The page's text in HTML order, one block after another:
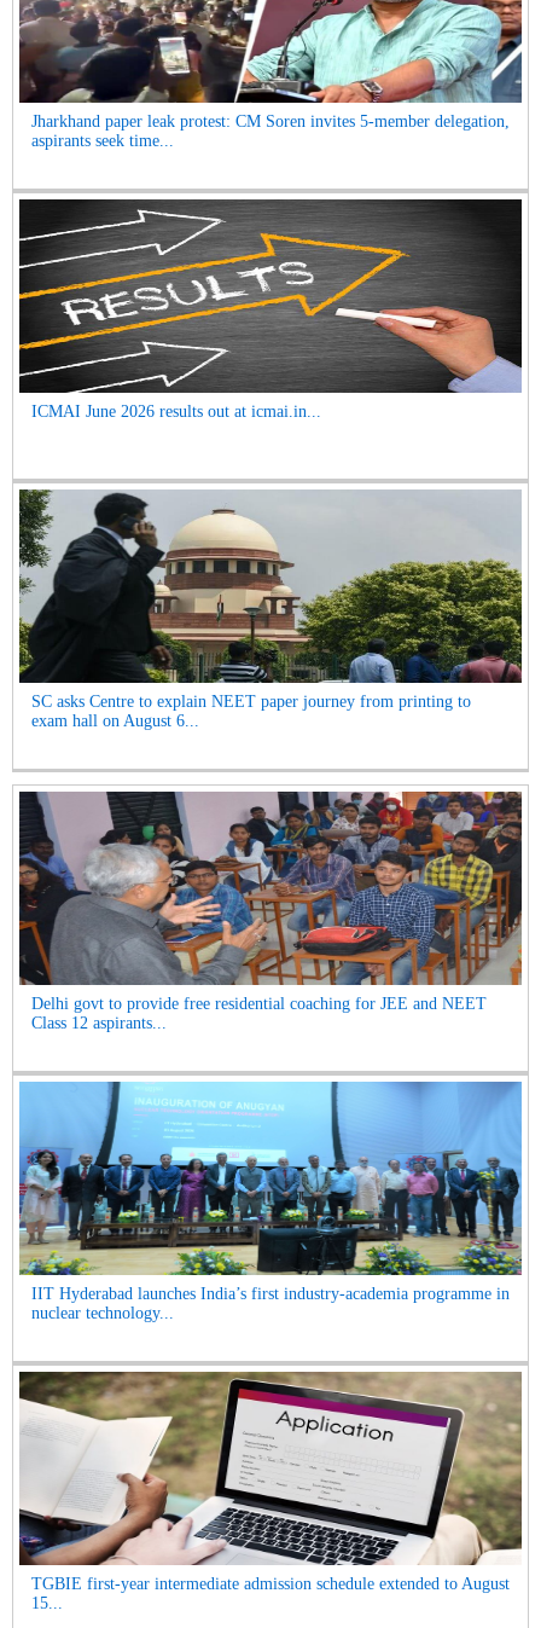
Jharkhand paper leak protest: CM Soren invites 5-member delegation,
aspirants seek time...
ICMAI June 2026 results out at icmai.in...
SC asks Centre to explain NEET paper journey from printing to
exam hall on August 6...
Delhi govt to provide free residential coaching for JEE and NEET
Class 12 aspirants...
IIT Hyderabad launches India’s first industry-academia programme in
nuclear technology...
TGBIE first-year intermediate admission schedule extended to August
15...